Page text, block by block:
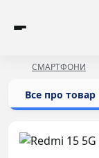
СМАРТФОНИ
Все про товар